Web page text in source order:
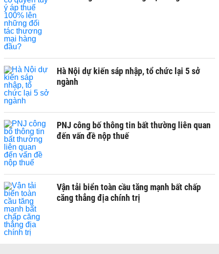
Hà Nội dự kiến sáp nhập, tổ chức lại 5 sở
ngành
PNJ công bố thông tin bất thường liên quan
đến vấn đề nộp thuế
Vận tải biển toàn cầu tăng mạnh bất chấp
căng thẳng địa chính trị